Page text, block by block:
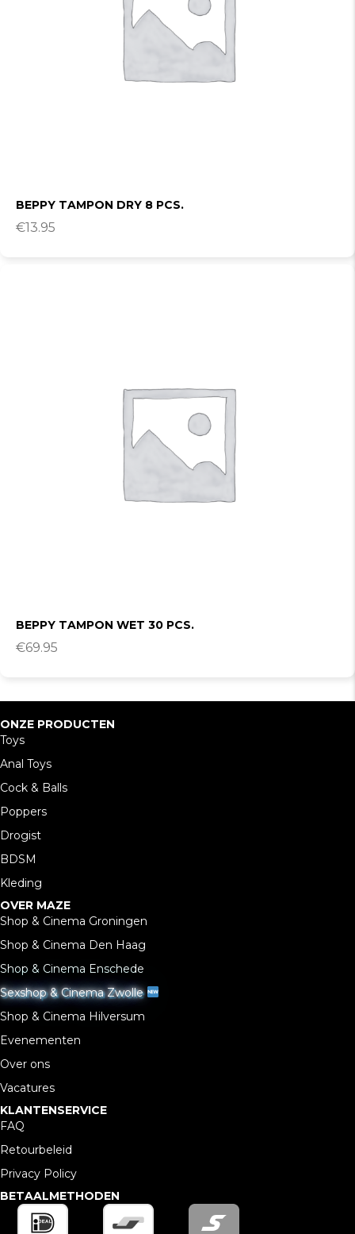
BEPPY TAMPON DRY 8 PCS.
€13.95
BEPPY TAMPON WET 30 PCS.
€69.95
ONZE PRODUCTEN
Toys
Anal Toys
Cock & Balls
Poppers
Drogist
BDSM
Kleding
OVER MAZE
Shop & Cinema Groningen
Shop & Cinema Den Haag
Shop & Cinema Enschede
Sexshop & Cinema Zwolle
Shop & Cinema Hilversum
Evenementen
Over ons
Vacatures
KLANTENSERVICE
FAQ
Retourbeleid
Privacy Policy
BETAALMETHODEN